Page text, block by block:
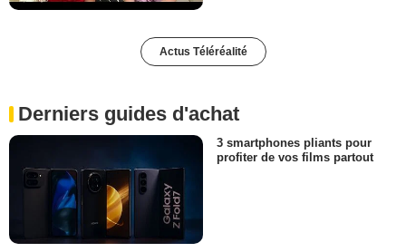
Actus Téléréalité
Derniers guides d'achat
3 smartphones pliants pour
profiter de vos films partout